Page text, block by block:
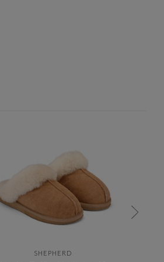
SHEPHERD